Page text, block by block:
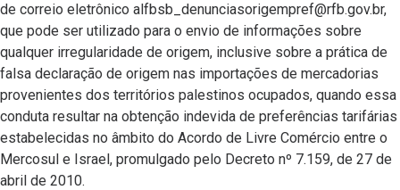
de correio eletrônico alfbsb_denunciasorigempref@rfb.gov.br,
que pode ser utilizado para o envio de informações sobre
qualquer irregularidade de origem, inclusive sobre a prática de
falsa declaração de origem nas importações de mercadorias
provenientes dos territórios palestinos ocupados, quando essa
conduta resultar na obtenção indevida de preferências tarifárias
estabelecidas no âmbito do Acordo de Livre Comércio entre o
Mercosul e Israel, promulgado pelo Decreto nº 7.159, de 27 de
abril de 2010.